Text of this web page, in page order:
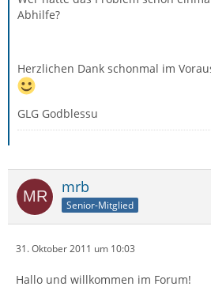
Abhilfe?
Herzlichen Dank schonmal im
GLG Godblessu
mrb
Senior-Mitglied
31. Oktober 2011 um 10:03
Hallo und willkommen im Forum!